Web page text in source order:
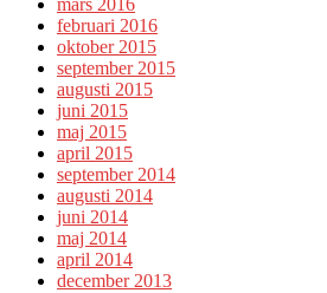
mars 2016
februari 2016
oktober 2015
september 2015
augusti 2015
juni 2015
maj 2015
april 2015
september 2014
augusti 2014
juni 2014
maj 2014
april 2014
december 2013